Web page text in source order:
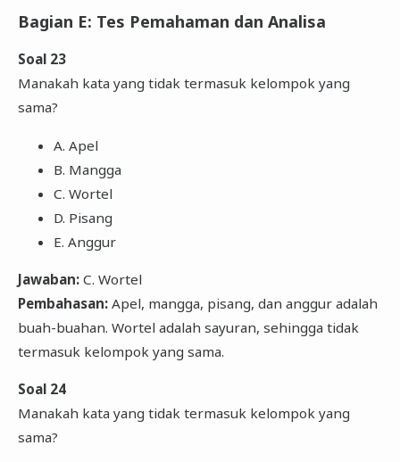
Bagian E: Tes Pemahaman dan Analisa
Soal 23
Manakah kata yang tidak termasuk kelompok yang
sama?
A. Apel
B. Mangga
C. Wortel
D. Pisang
E. Anggur
Jawaban:C. Wortel
Pembahasan:Apel, mangga, pisang, dan anggur adalah
buah-buahan. Wortel adalah sayuran, sehingga tidak
termasuk kelompok yang sama.
Soal 24
Manakah kata yang tidak termasuk kelompok yang
sama?